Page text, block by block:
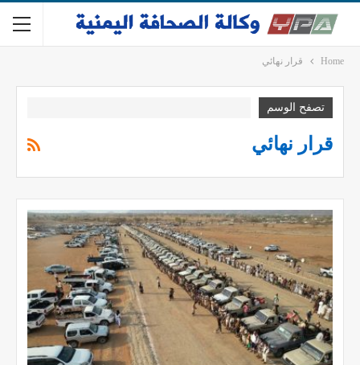
Home قرار نهائي
تصفح الوسم
قرار نهائي